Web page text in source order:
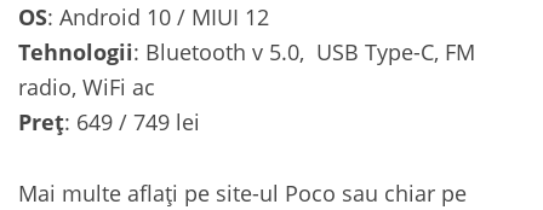
OS: Android 10 / MIUI 12
Tehnologii: Bluetooth v 5.0, USB Type-C, FM
radio, WiFi ac
Preț: 649 / 749 lei
Mai multe aflați pe site-ul Poco sau chiar pe